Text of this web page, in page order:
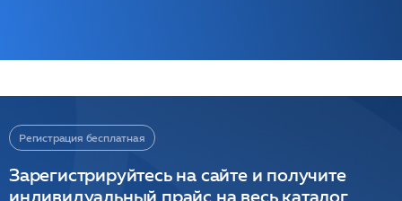
Регистрация бесплатная
Зарегистрируйтесь на сайте и получите
индивидуальный прайс на весь каталог